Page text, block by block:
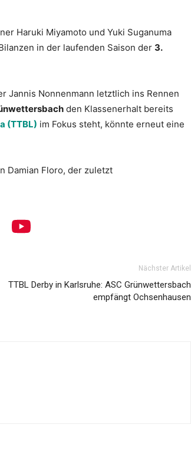
Haruki Miyamoto und Yuki Suganuma
in der laufenden Saison der 3.
Jannis Nonnenmann letztlich ins Rennen
den Klassenerhalt bereits
(TTBL) im Fokus steht, könnte erneut eine
Damian Floro, der zuletzt
Nächster Artikel
TTBL Derby in Karlsruhe: ASC Grünwettersbach
empfängt Ochsenhausen